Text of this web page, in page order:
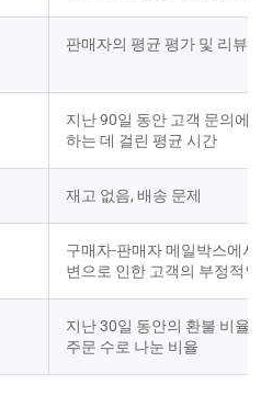
판매자의 평균 평가 및 리뷰
지난 90일 동안 고객 문의에
하는 데 걸린 평균 시간
재고 없음, 배송 문제
구매자-판매자 메일박스에서
변으로 인한 고객의 부정적
지난 30일 동안의 환불 비율
주문 수로 나눈 비율